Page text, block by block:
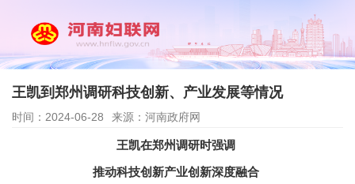
王凯到郑州调研科技创新、产业发展等情况
时间：2024-06-28 来源：河南政府网
王凯在郑州调研时强调
推动科技创新产业创新深度融合